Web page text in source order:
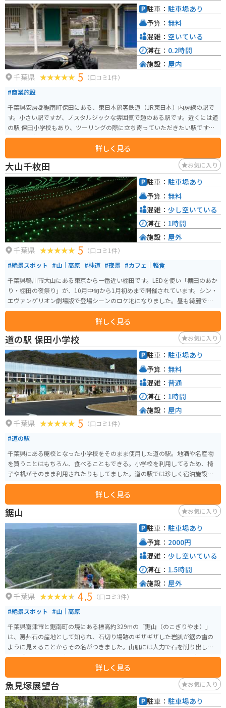
で安心です。また、太平洋を一望できる展望台は、ツーリングの休憩スポッ
トとしても最適です。周辺には、鴨川シーワールドや鋸山など、観光スポット
も点在しているので、観光の拠点としても便利です。道の駅で購入できる、
ピーナッツを使ったお菓子や、地元産の枇杷を使ったジュースなどもおすす
めです。
千葉県 5 （口コミ1件）
#商業施設
千葉県安房郡鋸南町保田にある、東日本旅客鉄道（JR東日本）内房線の駅で
す。小さい駅ですが、ノスタルジックな雰囲気で趣のある駅です。近くには道
の駅 保田小学校もあり、ツーリングの際に立ち寄っていただきたい駅です。
利用者も少ないので、バイクは停めやすいです。
詳しく見る
駐車： 駐車場あり
予算： 無料
混雑： 空いている
滞在： 0.2時間
施設： 屋内
大山千枚田 お気に入り
千葉県 5 （口コミ1件）
#絶景スポット #山｜高原 #林道 #夜景 #カフェ｜軽食
千葉県鴨川市大山にある東京から一番近い棚田です。LEDを使い「棚田のあか
り・棚田の夜祭り」が、10月中旬から1月初めまで開催されています。シン・
エヴァンゲリオン劇場版で登場シーンのロケ地になりました。昼も綺麗です
が、夜のライトアップを見に来るのもオススメです。
詳しく見る
駐車： 駐車場あり
予算： 無料
混雑： 少し空いている
滞在： 1時間
施設： 屋外
道の駅 保田小学校 お気に入り
千葉県 5 （口コミ1件）
#道の駅
千葉県にある廃校となった小学校をそのまま使用した道の駅。地酒や名産物
を買うことはもちろん、食べることもできる。小学校を利用してるため、椅
子や机がそのまま利用されたりもしてました。道の駅では珍しく宿泊施設も
あり、お湯にも浸かれる施設もある。
詳しく見る
駐車： 駐車場あり
予算： 無料
混雑： 普通
滞在： 1時間
施設： 屋内
鋸山 お気に入り
千葉県 4.5 （口コミ3件）
#絶景スポット #山｜高原
千葉県富津市と鋸南町の境にある標高約329mの「鋸山（のこぎりやま）」
は、房州石の産地として知られ、石切り場跡のギザギザした岩肌が鋸の歯の
ように見えることからその名がつきました。山肌には人力で石を削り出した
跡が残り、歴史と迫力を感じさせます。 南側一帯は関東最古の勅願所・日本
寺の境内で、「地獄のぞき」からは東京湾や富士山を望む絶景を楽しめま
す。さらに、日本一の大きさを誇る大仏や百尺観音、1500体を超える石仏群
など見どころも豊富。ロープウェーで山頂までアクセスできるため、初心者
でも気軽に歴史と絶景を満喫できる人気スポットです。
詳しく見る
駐車： 駐車場あり
予算： 2000円
混雑： 少し空いている
滞在： 1.5時間
施設： 屋外
魚見塚展望台 お気に入り
駐車： 駐車場あり